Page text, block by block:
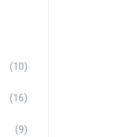
(10)
(16)
(9)